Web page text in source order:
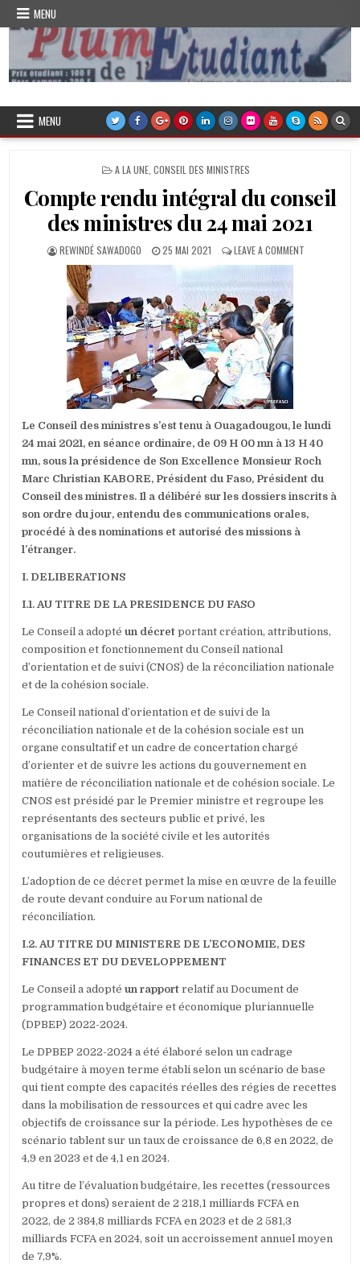
Skip
content
MENU
Plume de l'Etudiant
MENU
POSTED
A LA UNE CONSEIL DES MINISTRES
Compte rendu intégral du conseil
des ministres du 24 mai 2021
AUTHOR:
REWINDÉ SAWADOGO
PUBLISHED
DATE:
25 MAI 2021 LEAVE A COMMENT
Le Conseil des ministres s’est tenu à Ouagadougou, le lundi
24 mai 2021, en séance ordinaire, de 09 H 00 mn à 13 H 40
mn, sous la présidence de Son Excellence Monsieur Roch
Marc Christian KABORE, Président du Faso, Président du
Conseil des ministres. Il a délibéré sur les dossiers inscrits à
son ordre du jour, entendu des communications orales,
procédé à des nominations et autorisé des missions à
l’étranger.
I. DELIBERATIONS
I.1. AU TITRE DE LA PRESIDENCE DU FASO
Le Conseil a adoptéun décret portant création, attributions,
composition et fonctionnement du Conseil national
d’orientation et de suivi (CNOS) de la réconciliation nationale
et de la cohésion sociale.
Le Conseil national d’orientation et de suivi de la
réconciliation nationale et de la cohésion sociale est un
organe consultatif et un cadre de concertation chargé
d’orienter et de suivre les actions du gouvernement en
matière de réconciliation nationale et de cohésion sociale. Le
CNOS est présidé par le Premier ministre et regroupe les
représentants des secteurs public et privé, les
organisations de la société civile et les autorités
coutumières et religieuses.
L’adoption de ce décret permet la mise en œuvre de la feuille
de route devant conduire au Forum national de
réconciliation.
I.2. AU TITRE DU MINISTERE DE L’ECONOMIE, DES
FINANCES ET DU DEVELOPPEMENT
Le Conseil a adoptéun rapportrelatif au Document de
programmation budgétaire et économique pluriannuelle
(DPBEP) 2022-2024.
Le DPBEP 2022-2024 a été élaboré selon un cadrage
budgétaire à moyen terme établi selon un scénario de base
qui tient compte des capacités réelles des régies de recettes
dans la mobilisation de ressources et qui cadre avec les
objectifs de croissance sur la période. Les hypothèses de ce
scénario tablent sur un taux de croissance de 6,8 en 2022, de
4,9 en 2023 et de 4,1 en 2024.
Au titre de l’évaluation budgétaire, les recettes (ressources
propres et dons) seraient de 2 218,1 milliards FCFA en
2022, de 2 384,8 milliards FCFA en 2023 et de 2 581,3
milliards FCFA en 2024, soit un accroissement annuel moyen
de 7,9%.